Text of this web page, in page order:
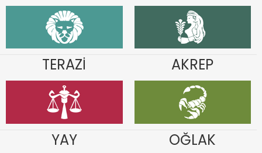
TERAZİ AKREP
YAY OĞLAK